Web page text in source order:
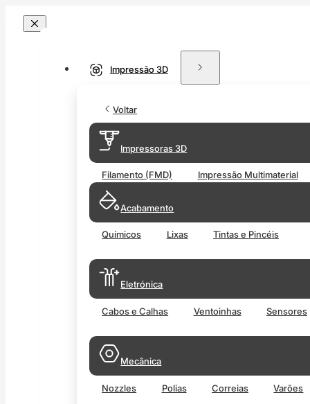
Impressão 3D
Voltar
Impressoras 3D
Filamento (FMD) Impressão Multimaterial
Acabamento
Químicos Lixas Tintas e Pincéis
Eletrónica
Cabos e Calhas Ventoinhas Sensores
Mecânica
Nozzles Polias Correias Varões